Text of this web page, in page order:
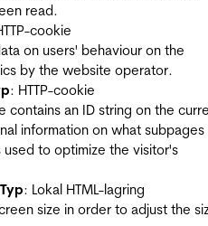
read.
cookie
on users' behaviour on the
by the website operator.
: HTTP-cookie
contains an ID string on the
information on what
to optimize the visitor's
Typ: Lokal HTML-lagring
size in order to adjust the